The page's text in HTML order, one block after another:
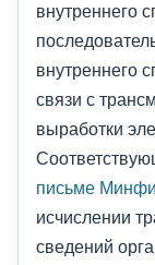
внутреннего
внутреннего
связи с
выработки
письме
исчислении
сведений